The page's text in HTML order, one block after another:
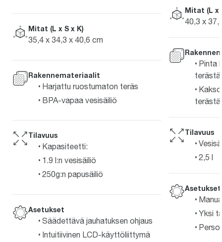
Mitat (L x S x K)
35,4 x 34,3 x 40,6 cm
Rakennemateriaalit
Harjattu ruostumaton teräs
BPA-vapaa vesisäiliö
Tilavuus
Kapasiteetti:
1.9 l:n vesisäiliö
250g:n papusäiliö
Asetukset
Säädettävä jauhatuksen ohjaus
Intuitiivinen LCD-käyttöliittymä
Mitat (L x
40,3 x
Pinta
terästä
terästä
Tilavuus
2,5 l
Asetukset
Yksi